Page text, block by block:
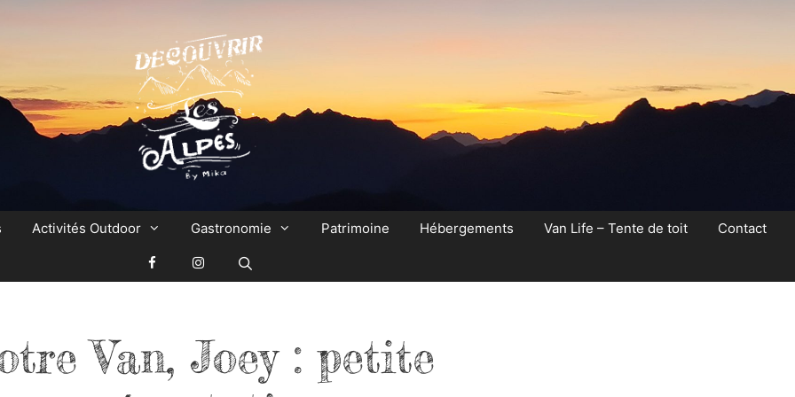
Activités Outdoor Gastronomie Patrimoine Hébergements Van Life – Tente de toit Contact
Van, Joey : petite